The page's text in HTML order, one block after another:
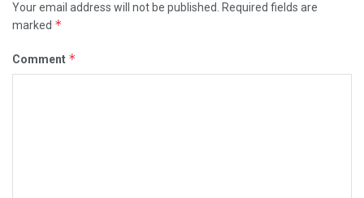
Your email address will not be published. Required fields are
marked *
Comment *